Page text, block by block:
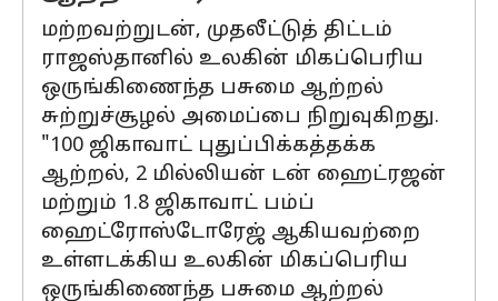
மற்றவற்றுடன், முதலீட்டுத் திட்டம்
ராஜஸ்தானில் உலகின் மிகப்பெரிய
ஒருங்கிணைந்த பசுமை ஆற்றல்
சுற்றுச்சூழல் அமைப்பை நிறுவுகிறது.
"100 ஜிகாவாட் புதுப்பிக்கத்தக்க
ஆற்றல், 2 மில்லியன் டன் ஹைட்ரஜன்
மற்றும் 1.8 ஜிகாவாட் பம்ப்
ஹைட்ரோஸ்டோரேஜ் ஆகியவற்றை
உள்ளடக்கிய உலகின் மிகப்பெரிய
ஒருங்கிணைந்த பசுமை ஆற்றல்